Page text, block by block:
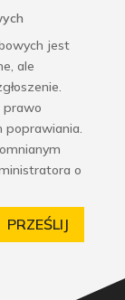
jest
ale
prawo
poprawiania.
o
PRZEŚLIJ